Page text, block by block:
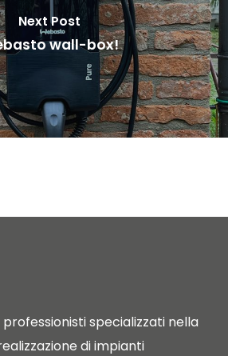
Next Post
wall-box!
specializzati nella
di impianti